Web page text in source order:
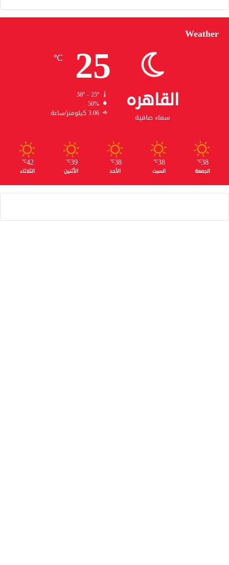
Weather
القاهره
سماء صافية
25
℃
38º - 25º
50%
3.06 كيلومتر/ساعة
38
℃
الجمعة
38
℃
السبت
38
℃
الأحد
39
℃
الأثنين
42
℃
الثلاثاء